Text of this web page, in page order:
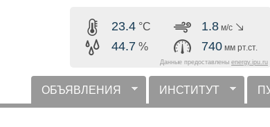
содержанию
23.4 °C
44.7 %
1.8 м/с
740 мм рт.ст.
Данные предоставлены energy.ipu.ru
горизонтальное меню
ОБЪЯВЛЕНИЯ ИНСТИТУТ